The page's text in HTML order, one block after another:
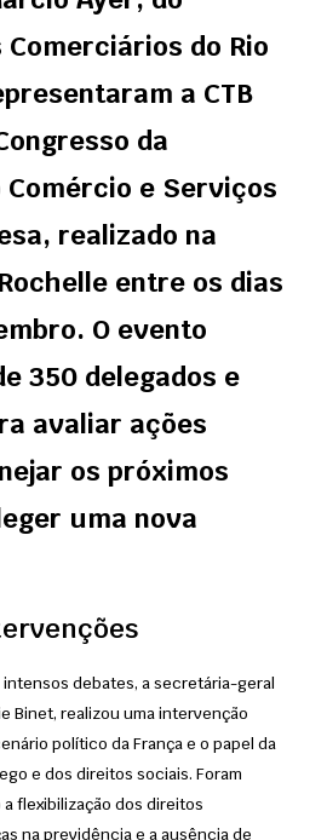
do Rio
a CTB
da
Comércio e Serviços
realizado na
entre os dias
O evento
350 delegados e
avaliar ações
os próximos
uma nova
debates, a secretária-geral
Binet, realizou uma intervenção
político da França e o papel da
e dos direitos sociais. Foram
flexibilização dos direitos
na previdência e a ausência de